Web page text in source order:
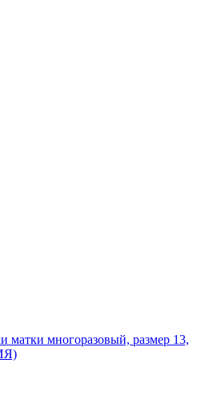
матки многоразовый, размер 13,